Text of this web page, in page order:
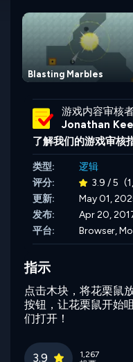
Blasting Marbles
游戏内容审核
Jonathan
了解我们的游戏审核
类型:
逻辑
评分:
3.9 / 5
更新:
May 01,
发布:
Apr 20,
平台:
Browser,
指示
点击木块，将花栗鼠
按钮，让花栗鼠开始
们打开！
3.9
1,267